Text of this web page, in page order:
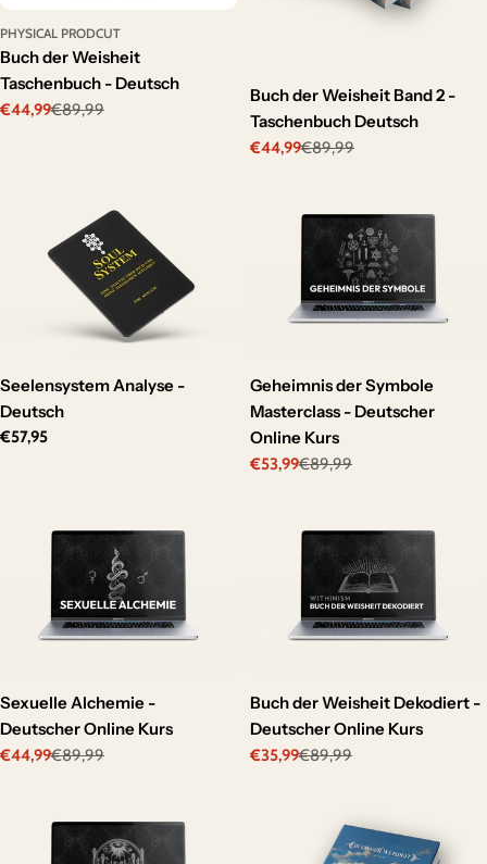
PHYSICAL PRODCUT
Buch der Weisheit
Taschenbuch - Deutsch
Sale
€44,99
Regular€89,99
Buch der Weisheit Band 2 -
Taschenbuch Deutsch
Sale
€44,99
Regular€89,99
Seelensystem Analyse -
Deutsch
Regular
€57,95
Geheimnis der Symbole
Masterclass - Deutscher
Online Kurs
Sale
€53,99
Regular€89,99
Sexuelle Alchemie -
Deutscher Online Kurs
Sale
€44,99
Regular€89,99
Buch der Weisheit Dekodiert -
Deutscher Online Kurs
Sale
€35,99
Regular€89,99